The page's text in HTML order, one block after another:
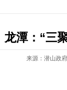
龙潭：“三
来源：潜山政